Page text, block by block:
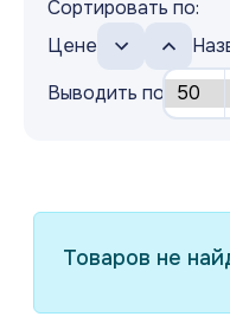
Сортировать по:
Цене
Выводить по
Товаров не